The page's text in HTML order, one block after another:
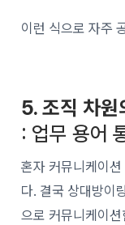
이런 식으로 자주
5. 조직 차원
: 업무 용어
혼자 커뮤니케이
다. 결국 상대방이
으로 커뮤니케이